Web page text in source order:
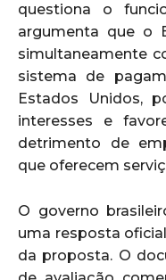
questiona o
argumenta que o
simultaneamente
sistema de
Estados Unidos,
interesses e
detrimento de
que oferecem
O governo
uma resposta
da proposta. O